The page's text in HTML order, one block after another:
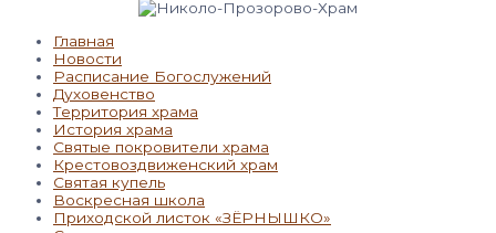
Главная
Новости
Расписание Богослужений
Духовенство
Территория храма
История храма
Святые покровители храма
Крестовоздвиженский храм
Святая купель
Воскресная школа
Приходской листок «ЗЁРНЫШКО»